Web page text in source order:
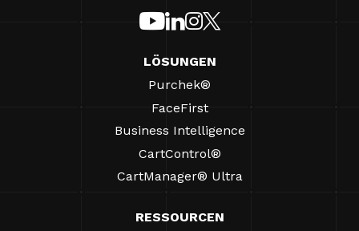
LÖSUNGEN
Purchek®
FaceFirst
Business Intelligence
CartControl®
CartManager® Ultra
RESSOURCEN